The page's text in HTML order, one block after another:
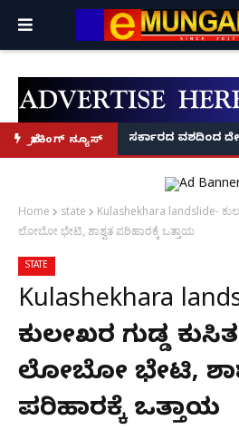
ಬ್ರೇಕಿಂಗ್ ನ್ಯೂಸ್
ಆರಂಭ' – ಸಚಿವ ಯು.ಟಿ. ಖಾದರ್ ಅಭಯ!
ಸರ್ಕಾರದ ವಶದಿಂದ
Home state
Kulashekhara landslide-
ಲೋಬೋ ಭೇಟಿ, ಶಾಶ್ವತ ಪರಿಹಾರಕ್ಕೆ ಒತ್ತಾಯ
STATE
Kulashekhara
ಕುಲಶೇಖರ ಗುಡ್ಡ
ಲೋಬೋ ಭೇಟಿ,
ಪರಿಹಾರಕ್ಕೆ ಒತ್ತಾಯ